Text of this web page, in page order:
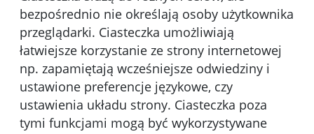
bezpośrednio nie określają osoby użytkownika
przeglądarki. Ciasteczka umożliwiają
łatwiejsze korzystanie ze strony internetowej
np. zapamiętają wcześniejsze odwiedziny i
ustawione preferencje językowe, czy
ustawienia układu strony. Ciasteczka poza
tymi funkcjami mogą być wykorzystywane